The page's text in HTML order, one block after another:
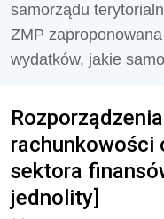
samorządu
ZMP
wydatków, jakie
rachunkowości
sektora
jednolity]